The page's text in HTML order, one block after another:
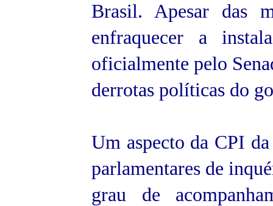
Brasil. Apesar das
enfraquecer a
oficialmente pelo
derrotas políticas do
Um aspecto da CPI
parlamentares de
grau de